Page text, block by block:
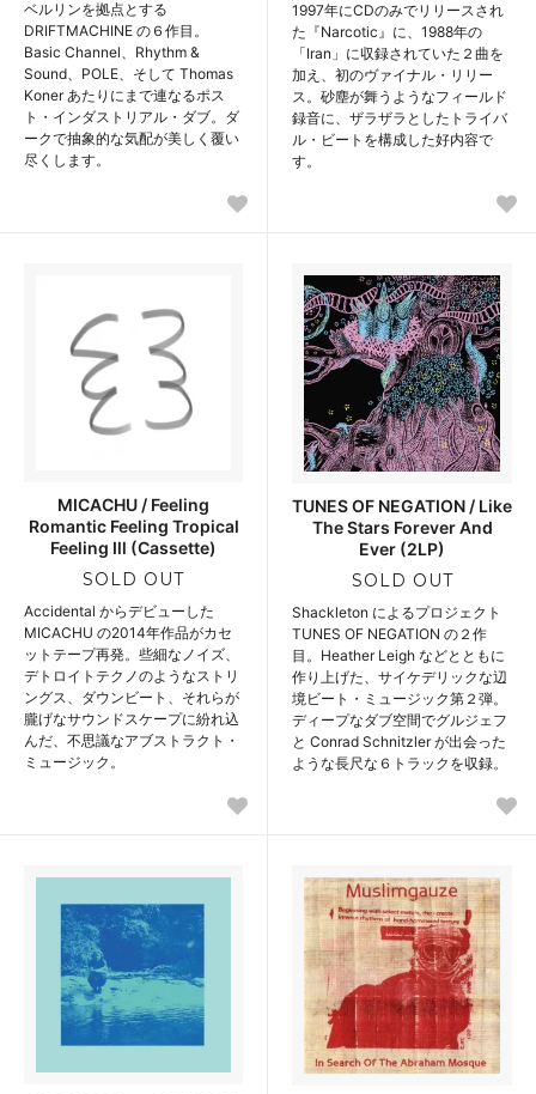
ベルリンを拠点とする
DRIFTMACHINE の６作目。
Basic Channel、Rhythm &
Sound、POLE、そして Thomas
Koner あたりにまで連なるポス
ト・インダストリアル・ダブ。ダ
ークで抽象的な気配が美しく覆い
尽くします。
1997年にCDのみでリリースされ
た『Narcotic』に、1988年の
「Iran」に収録されていた２曲を
加え、初のヴァイナル・リリー
ス。砂塵が舞うようなフィールド
録音に、ザラザラとしたトライバ
ル・ビートを構成した好内容で
す。
MICACHU / Feeling
Romantic Feeling Tropical
Feeling Ill (Cassette)
SOLD OUT
Accidental からデビューした
MICACHU の2014年作品がカセ
ットテープ再発。些細なノイズ、
デトロイトテクノのようなストリ
ングス、ダウンビート、それらが
朧げなサウンドスケープに紛れ込
んだ、不思議なアブストラクト・
ミュージック。
TUNES OF NEGATION / Like
The Stars Forever And
Ever (2LP)
SOLD OUT
Shackleton によるプロジェクト
TUNES OF NEGATION の２作
目。Heather Leigh などとともに
作り上げた、サイケデリックな辺
境ビート・ミュージック第２弾。
ディープなダブ空間でグルジェフ
と Conrad Schnitzler が出会った
ような長尺な６トラックを収録。